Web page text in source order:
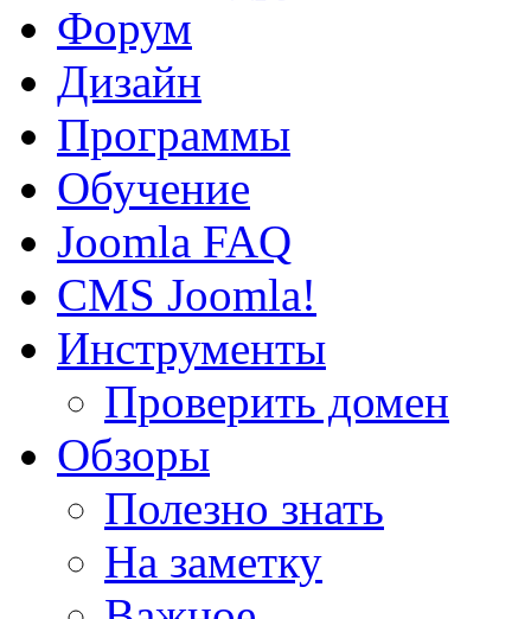
Форум
Дизайн
Программы
Обучение
Joomla FAQ
CMS Joomla!
Инструменты
Проверить домен
Обзоры
Полезно знать
На заметку